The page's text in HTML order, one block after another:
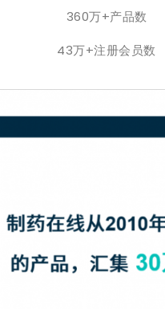
360万+产品数
43万+注册会员数